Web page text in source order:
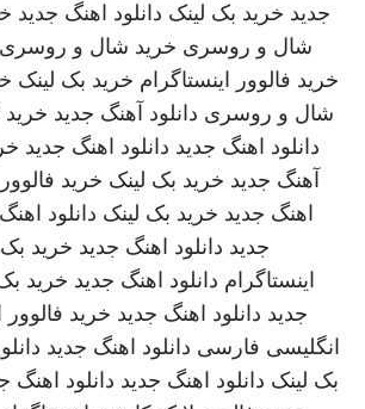
جدید خرید بک لینک دانلود اهنگ جدید
شال و روسری خرید شال و روسری
خرید فالوور اینستاگرام خرید بک لینک
شال و روسری دانلود آهنگ جدید خرید
دانلود اهنگ جدید دانلود اهنگ جدید
آهنگ جدید خرید بک لینک خرید
اهنگ جدید خرید بک لینک دانلود
جدید دانلود اهنگ جدید خرید
اینستاگرام دانلود اهنگ جدید خرید
جدید دانلود اهنگ جدید خرید فالوور
انگلیسی فارسی دانلود اهنگ جدید
بک لینک دانلود اهنگ جدید دانلود اهنگ